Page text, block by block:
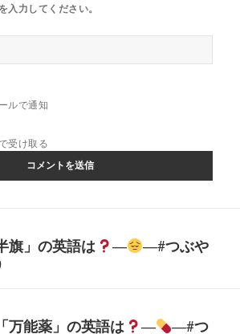
入力してください。
ルで通知
受け取る
旗」の英語は ―
―#つぶや
万能薬」の英語は ― ―#つ